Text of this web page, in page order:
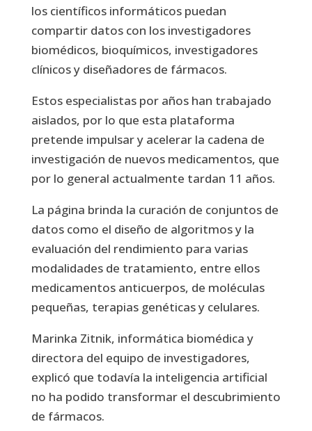
los científicos informáticos puedan
compartir datos con los investigadores
biomédicos, bioquímicos, investigadores
clínicos y diseñadores de fármacos.
Estos especialistas por años han trabajado
aislados, por lo que esta plataforma
pretende impulsar y acelerar la cadena de
investigación de nuevos medicamentos, que
por lo general actualmente tardan 11 años.
La página brinda la curación de conjuntos de
datos como el diseño de algoritmos y la
evaluación del rendimiento para varias
modalidades de tratamiento, entre ellos
medicamentos anticuerpos, de moléculas
pequeñas, terapias genéticas y celulares.
Marinka Zitnik, informática biomédica y
directora del equipo de investigadores,
explicó que todavía la inteligencia artificial
no ha podido transformar el descubrimiento
de fármacos.